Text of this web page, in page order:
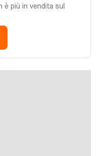
più in vendita sul